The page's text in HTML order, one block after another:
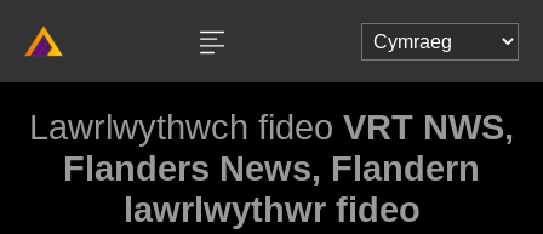
Lawrlwythwch fideo VRT NWS,
Flanders News, Flandern
lawrlwythwr fideo